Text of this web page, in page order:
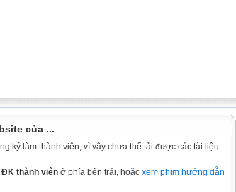
của ...
ký làm thành viên, vì vậy chưa thể tải được các tài liệu
ĐK thành viên ở phía bên trái, hoặc xem phim hướng dẫn